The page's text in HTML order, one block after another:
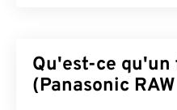
Qu'est-ce qu'un
(Panasonic